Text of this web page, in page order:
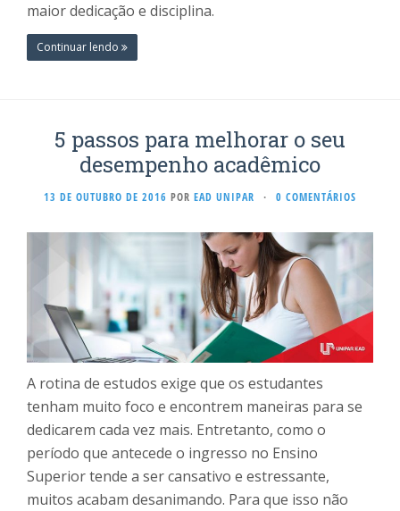
maior dedicação e disciplina.
Continuar lendo
5 passos para melhorar o seu
desempenho acadêmico
13 DE OUTUBRO DE 2016 POR EAD UNIPAR · 0 COMENTÁRIOS
A rotina de estudos exige que os estudantes
tenham muito foco e encontrem maneiras para se
dedicarem cada vez mais. Entretanto, como o
período que antecede o ingresso no Ensino
Superior tende a ser cansativo e estressante,
muitos acabam desanimando. Para que isso não